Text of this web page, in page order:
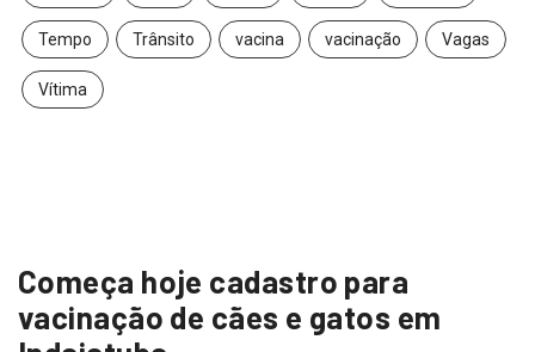
Tempo Trânsito vacina vacinação Vagas
Vítima
Começa hoje cadastro para
vacinação de cães e gatos em